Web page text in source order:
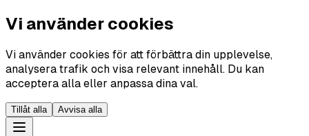
Vi använder cookies
Vi använder cookies för att förbättra din upplevelse,
analysera trafik och visa relevant innehåll. Du kan
acceptera alla eller anpassa dina val.
Tillåt alla Avvisa alla